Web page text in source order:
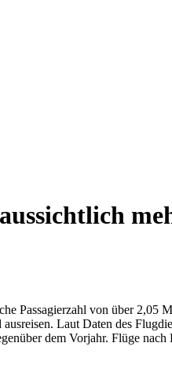
Passagierzahl von über 2,05
Laut Daten des
dem Vorjahr. Flüge